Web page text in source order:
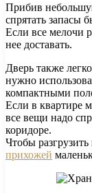
Прибив
спрятать запасы
Если все мелочи
нее доставать.
Дверь также
нужно
компактными
Если в квартире
все вещи надо
коридоре.
Чтобы разгрузить
прихожей